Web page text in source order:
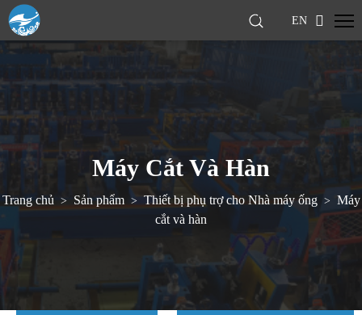
EN
Máy Cắt Và Hàn
Trang chủ> Sản phẩm> Thiết bị phụ trợ cho Nhà máy ống> Máy
cắt và hàn